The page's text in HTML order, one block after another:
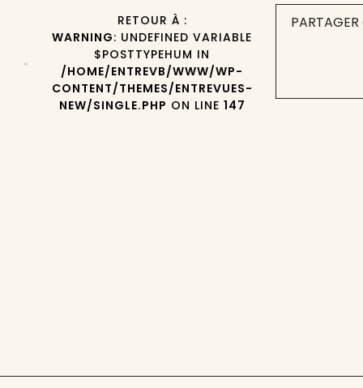
RETOUR À :
WARNING: UNDEFINED VARIABLE
$POSTTYPEHUM IN
/HOME/ENTREVB/WWW/WP-
CONTENT/THEMES/ENTREVUES-
NEW/SINGLE.PHP ON LINE 147